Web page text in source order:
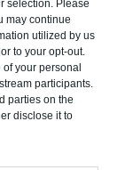
selection. Please
may continue
utilized by us
to your opt-out.
your personal
participants.
parties on the
disclose it to
passée que les
cette base,
sont demandées
sont pensés